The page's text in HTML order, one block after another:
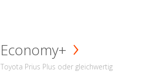
Economy+
Toyota Prius Plus oder gleichwertig